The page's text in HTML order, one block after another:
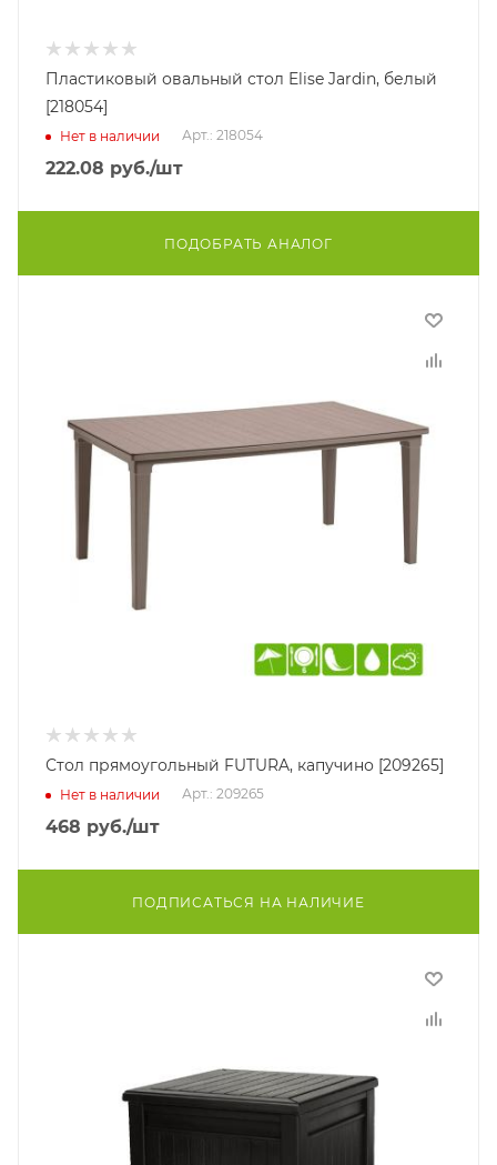
Пластиковый овальный стол Elise Jardin, белый
[218054]
Нет в наличии Арт.: 218054
222.08 руб./шт
ПОДОБРАТЬ АНАЛОГ
Стол прямоугольный FUTURA, капучино [209265]
Нет в наличии Арт.: 209265
468 руб./шт
ПОДПИСАТЬСЯ НА НАЛИЧИЕ